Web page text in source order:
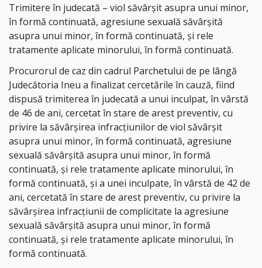
Trimitere în judecată – viol săvârșit asupra unui minor,
în formă continuată, agresiune sexuală săvârșită
asupra unui minor, în formă continuată, și rele
tratamente aplicate minorului, în formă continuată.
Procurorul de caz din cadrul Parchetului de pe lângă
Judecătoria Ineu a finalizat cercetările în cauză, fiind
dispusă trimiterea în judecată a unui inculpat, în vârstă
de 46 de ani, cercetat în stare de arest preventiv, cu
privire la săvârșirea infracțiunilor de viol săvârșit
asupra unui minor, în formă continuată, agresiune
sexuală săvârșită asupra unui minor, în formă
continuată, și rele tratamente aplicate minorului, în
formă continuată, și a unei inculpate, în vârstă de 42 de
ani, cercetată în stare de arest preventiv, cu privire la
săvârșirea infracțiunii de complicitate la agresiune
sexuală săvârșită asupra unui minor, în formă
continuată, și rele tratamente aplicate minorului, în
formă continuată.